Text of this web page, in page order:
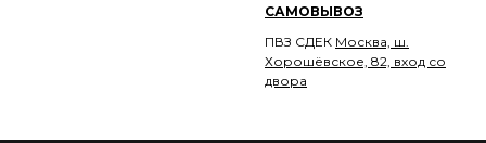
САМОВЫВОЗ
ПВЗ СДЕК Москва, ш.
Хорошёвское, 82, вход со
двора